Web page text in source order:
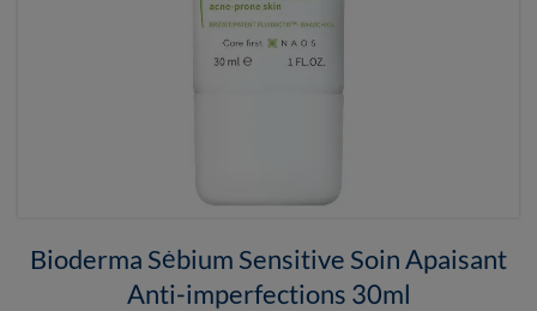
Bioderma Sébium Sensitive Soin Apaisant
Anti-imperfections 30ml